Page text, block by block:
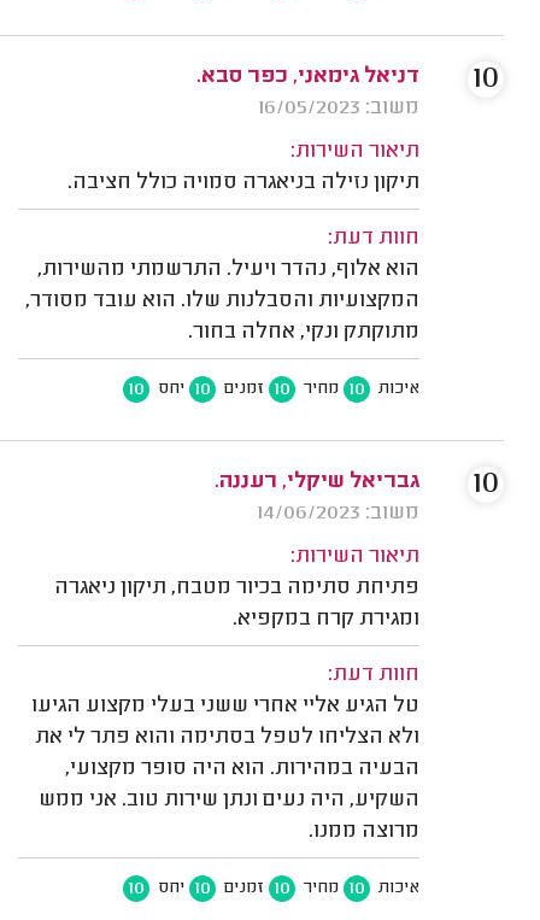
דניאל גימאני, כפר סבא.
משוב: 16/05/2023
תיאור השירות:
תיקון נזילה בניאגרה סמויה כולל חציבה.
חוות דעת:
הוא אלוף, נהדר ויעיל. התרשמתי מהשירות,
המקצועיות והסבלנות שלו. הוא עובד מסודר,
מתוקתק ונקי, אחלה בחור.
איכות 10 מחיר 10 זמנים 10 יחס 10
10
גבריאל שיקלי, רעננה.
משוב: 14/06/2023
תיאור השירות:
פתיחת סתימה בכיור מטבח, תיקון ניאגרה
ומגירת קרח במקפיא.
חוות דעת:
טל הגיע אליי אחרי ששני בעלי מקצוע הגיעו
ולא הצליחו לטפל בסתימה והוא פתר לי את
הבעיה במהירות. הוא היה סופר מקצועי,
השקיע, היה נעים ונתן שירות טוב. אני ממש
מרוצה ממנו.
איכות 10 מחיר 10 זמנים 10 יחס 10
10